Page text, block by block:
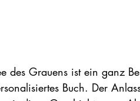
des Grauens ist ein ganz
Buch. Der